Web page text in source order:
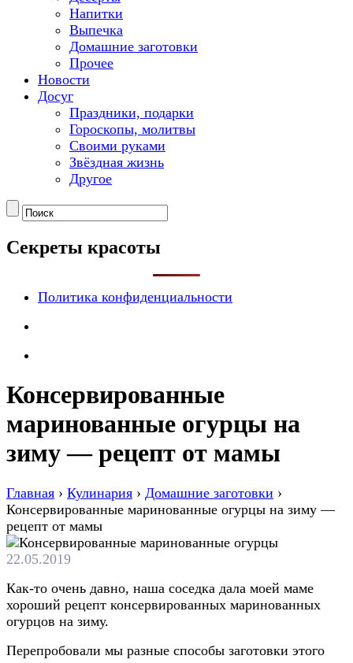
Напитки
Выпечка
Домашние заготовки
Прочее
Новости
Досуг
Праздники, подарки
Гороскопы, молитвы
Своими руками
Звёздная жизнь
Другое
Секреты красоты
Политика конфиденциальности
Консервированные
маринованные огурцы на
зиму — рецепт от мамы
Главная › Кулинария › Домашние заготовки ›
Консервированные маринованные огурцы на зиму —
рецепт от мамы
22.05.2019
Как-то очень давно, наша соседка дала моей маме
хороший рецепт консервированных маринованных
огурцов на зиму.
Перепробовали мы разные способы заготовки этого